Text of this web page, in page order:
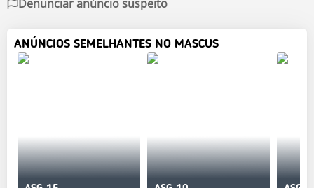
Denunciar anúncio suspeito
ANÚNCIOS SEMELHANTES NO MASCUS